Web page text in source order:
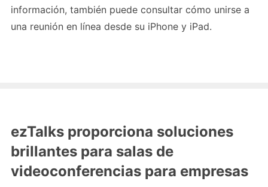
información, también puede consultar cómo unirse a
una reunión en línea desde su iPhone y iPad.
ezTalks proporciona soluciones
brillantes para salas de
videoconferencias para empresas